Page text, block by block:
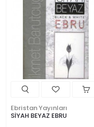
Ebristan Yayınları
SİYAH BEYAZ EBRU